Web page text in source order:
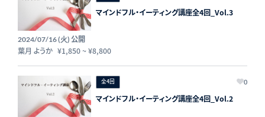
マインドフル・イーティング講座全4回_Vol.3
2024/07/16 (火) 公開
葉月 ようか ¥1,850~¥8,800
全4回 0
マインドフル・イーティング講座全4回_Vol.2